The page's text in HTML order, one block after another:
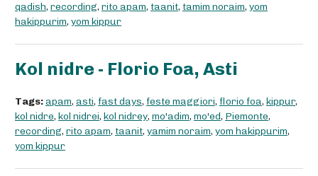
qadish, recording, rito apam, taanit, tamim noraim, yom
hakippurim, yom kippur
Kol nidre - Florio Foa, Asti
Tags:apam, asti, fast days, feste maggiori, florio foa, kippur,
kol nidre, kol nidrei, kol nidrey, mo'adim, mo'ed, Piemonte,
recording, rito apam, taanit, yamim noraim, yom hakippurim,
yom kippur